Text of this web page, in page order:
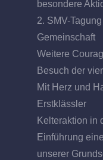
besondere
2. SMV-
Gemeinschaft
Weitere
Besuch der
Mit Herz und
Erstklässler
Kelteraktion in
Einführung
unserer